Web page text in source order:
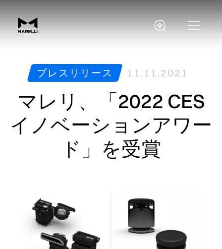
プレスリリース 11.11.2021
マレリ、「2022 CES
イノベーションアワー
ド」を受賞